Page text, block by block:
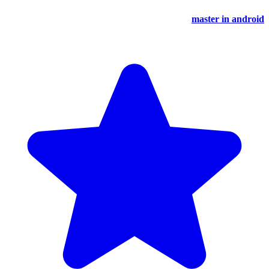
master in android